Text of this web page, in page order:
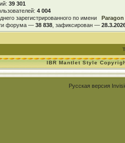
39 301
4 004
зарегистрированного по имени
Paragon
форума — 38 838, зафиксирован —
IBR Mantlet Style
Русская версия